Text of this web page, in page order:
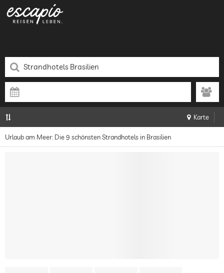
Karte
Urlaub am Meer: Die 9 schönsten Strandhotels in Brasilien